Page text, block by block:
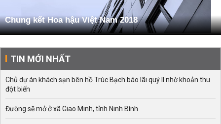
Chung kết Hoa hậu Việt Nam 2018
TIN MỚI NHẤT
Chủ dự án khách sạn bên hồ Trúc Bạch báo lãi quý II nhờ khoản thu
đột biến
Đường sẽ mở ở xã Giao Minh, tỉnh Ninh Bình